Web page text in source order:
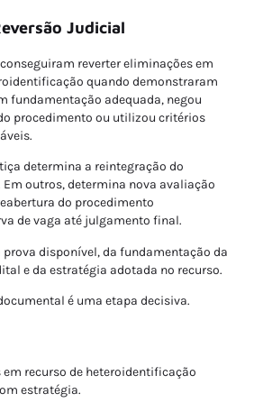
Judicial
reverter eliminações em
quando demonstraram
fundamentação adequada, negou
procedimento ou utilizou critérios
determina a reintegração do
outros, determina nova avaliação
do procedimento
de vaga até julgamento final.
prova disponível, da fundamentação da
e da estratégia adotada no recurso.
é uma etapa decisiva.
recurso de heteroidentificação
estratégia.